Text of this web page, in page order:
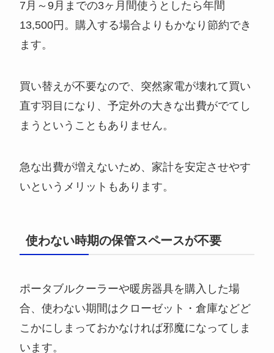
7月～9月までの3ヶ月間使うとしたら年間
13,500円。購入する場合よりもかなり節約でき
ます。
買い替えが不要なので、突然家電が壊れて買い
直す羽目になり、予定外の大きな出費がでてし
まうということもありません。
急な出費が増えないため、家計を安定させやす
いというメリットもあります。
使わない時期の保管スペースが不要
ポータブルクーラーや暖房器具を購入した場
合、使わない期間はクローゼット・倉庫などど
こかにしまっておかなければ邪魔になってしま
います。